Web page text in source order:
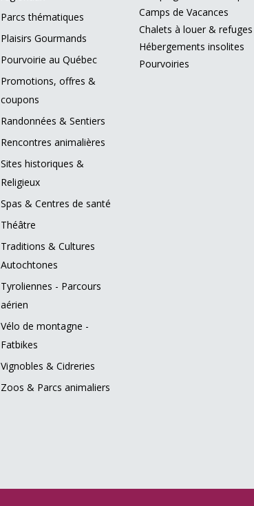
Parcs thématiques
Plaisirs Gourmands
Pourvoirie au Québec
Promotions, offres &
coupons
Randonnées & Sentiers
Rencontres animalières
Sites historiques &
Religieux
Spas & Centres de santé
Théâtre
Traditions & Cultures
Autochtones
Tyroliennes - Parcours
aérien
Vélo de montagne -
Fatbikes
Vignobles & Cidreries
Zoos & Parcs animaliers
Camps de Vacances
Chalets à louer & refuges
Hébergements insolites
Pourvoiries